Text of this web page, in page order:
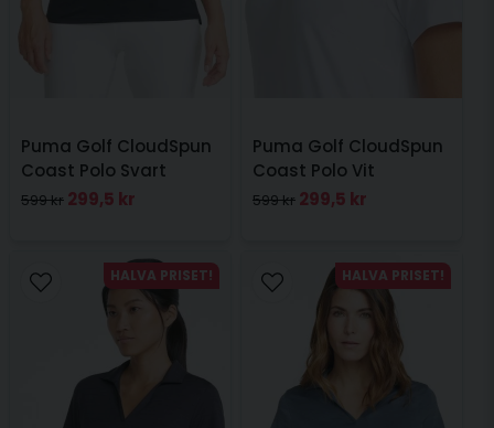
Puma Golf CloudSpun
Coast Polo Svart
599 kr 299,5 kr
Puma Golf CloudSpun
Coast Polo Vit
599 kr 299,5 kr
HALVA PRISET! HALVA PRISET!